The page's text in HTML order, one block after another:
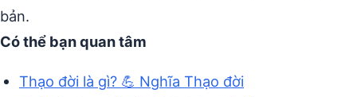
bản.
Có thể bạn quan tâm
Thạo đời là gì? 💪 Nghĩa Thạo đời